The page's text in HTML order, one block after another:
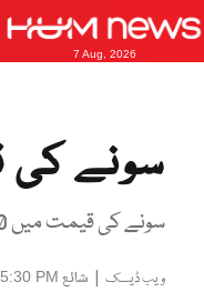
7 Aug, 2026
سونے کی
سونے کی قیمت میں 350 روپے اضافے کے بعد فی تولہ سونے کی نئی قیمت ایک لاکھ 10 ہزار 880 روپے ہو گئی۔
ویب ڈیسک | شائع PM